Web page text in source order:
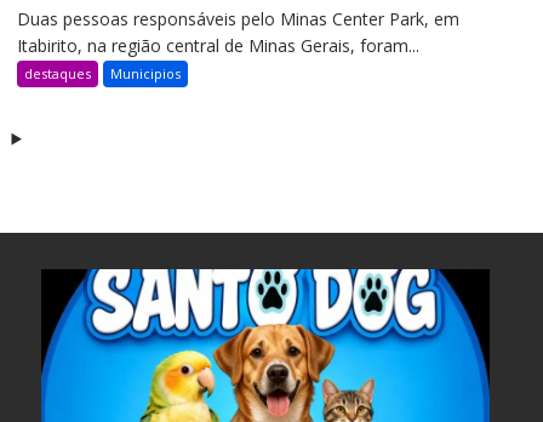
Duas pessoas responsáveis pelo Minas Center Park, em
Itabirito, na região central de Minas Gerais, foram...
destaques Municipios